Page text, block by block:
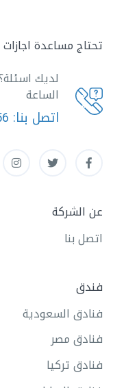
تحتاج مساعدة اجازات
لديك
الساعة
اتصل بنا:
عن الشركة
اتصل بنا
فندق
فنادق السعودية
فنادق مصر
فنادق تركيا